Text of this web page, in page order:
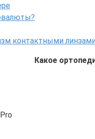
контактными
Какое